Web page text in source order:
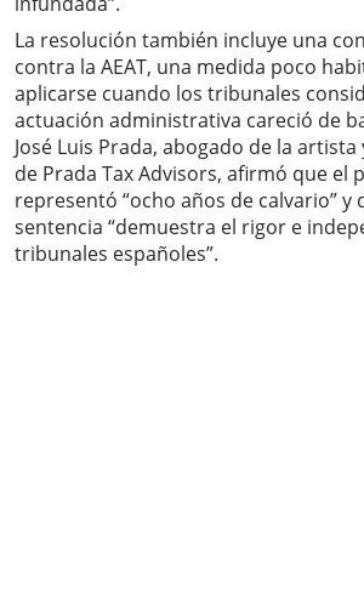
La resolución también incluye una
contra la AEAT, una medida poco
aplicarse cuando los tribunales
actuación administrativa careció de
José Luis Prada, abogado de la
de Prada Tax Advisors, afirmó que el
representó “ocho años de calvario” y
sentencia “demuestra el rigor e
tribunales españoles”.